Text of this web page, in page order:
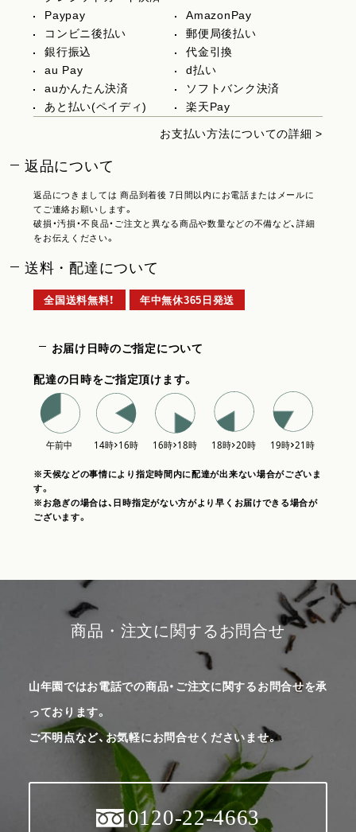
Paypay
AmazonPay
コンビニ後払い
郵便局後払い
銀行振込
代金引換
au Pay
d払い
auかんたん決済
ソフトバンク決済
あと払い(ペイディ)
楽天Pay
お支払い方法についての詳細 >
返品について
返品につきましては 商品到着後 7日間以内にお電話またはメールに
てご連絡お願いします。
破損・汚損・不良品・ご注文と異なる商品や数量などの不備など、詳細
をお伝えください。
送料・配達について
全国送料無料！ 年中無休365日発送
お届け日時のご指定について
配達の日時をご指定頂けます。
※天候などの事情により指定時間内に配達が出来ない場合がございま
す。
※お急ぎの場合は、日時指定がない方がより早くお届けできる場合が
ございます。
商品・注文に関するお問合せ
山年園ではお電話での商品・ご注文に関するお問合せを承
っております。
ご不明点など、お気軽にお問合せくださいませ。
0120-22-4663